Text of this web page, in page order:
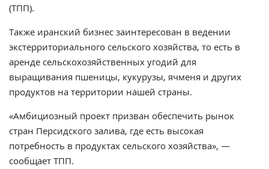
(ТПП).
Также иранский бизнес заинтересован в ведении
экстерриториального сельского хозяйства, то есть в
аренде сельскохозяйственных угодий для
выращивания пшеницы, кукурузы, ячменя и других
продуктов на территории нашей страны.
«Амбициозный проект призван обеспечить рынок
стран Персидского залива, где есть высокая
потребность в продуктах сельского хозяйства», —
сообщает ТПП.